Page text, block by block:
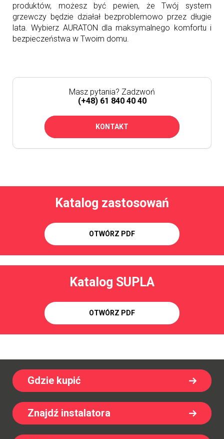
produktów, możesz być pewien, że Twój system
grzewczy będzie działał bezproblemowo przez długie
lata. Wybierz AURATON dla maksymalnego komfortu i
bezpieczeństwa w Twoim domu.
Masz pytania? Zadzwoń
(+48) 61 840 40 40
KONTAKT
Katalog zastosowań
OTWÓRZ PDF
Katalog SUPLA
OTWÓRZ PDF
Gdzie kupić
Znajdź instalatora